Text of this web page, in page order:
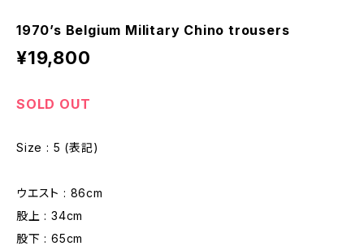
1970’s Belgium Military Chino trousers
¥19,800
SOLD OUT
Size : 5 (表記)
ウエスト : 86cm
股上 : 34cm
股下 : 65cm